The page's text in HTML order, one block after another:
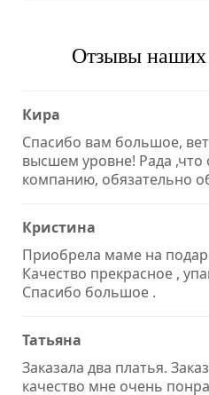
Отзывы наших
Кира
Спасибо вам большое,
высшем уровне! Рада ,что
компанию, обязательно
Кристина
Приобрела маме на
Качество прекрасное ,
Спасибо большое .
Татьяна
Заказала два платья.
качество мне очень